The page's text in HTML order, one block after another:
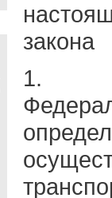
закона
1.